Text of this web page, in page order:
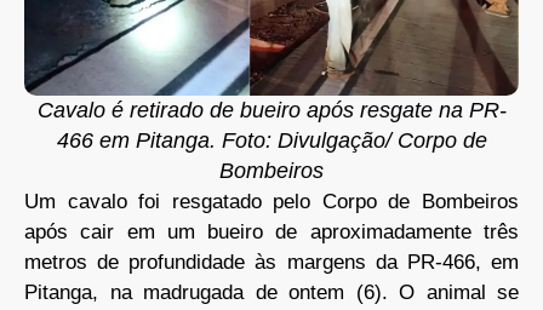
Cavalo é retirado de bueiro após resgate na PR-
466 em Pitanga. Foto: Divulgação/ Corpo de
Bombeiros
Um cavalo foi resgatado pelo Corpo de Bombeiros
após cair em um bueiro de aproximadamente três
metros de profundidade às margens da PR-466, em
Pitanga, na madrugada de ontem (6). O animal se